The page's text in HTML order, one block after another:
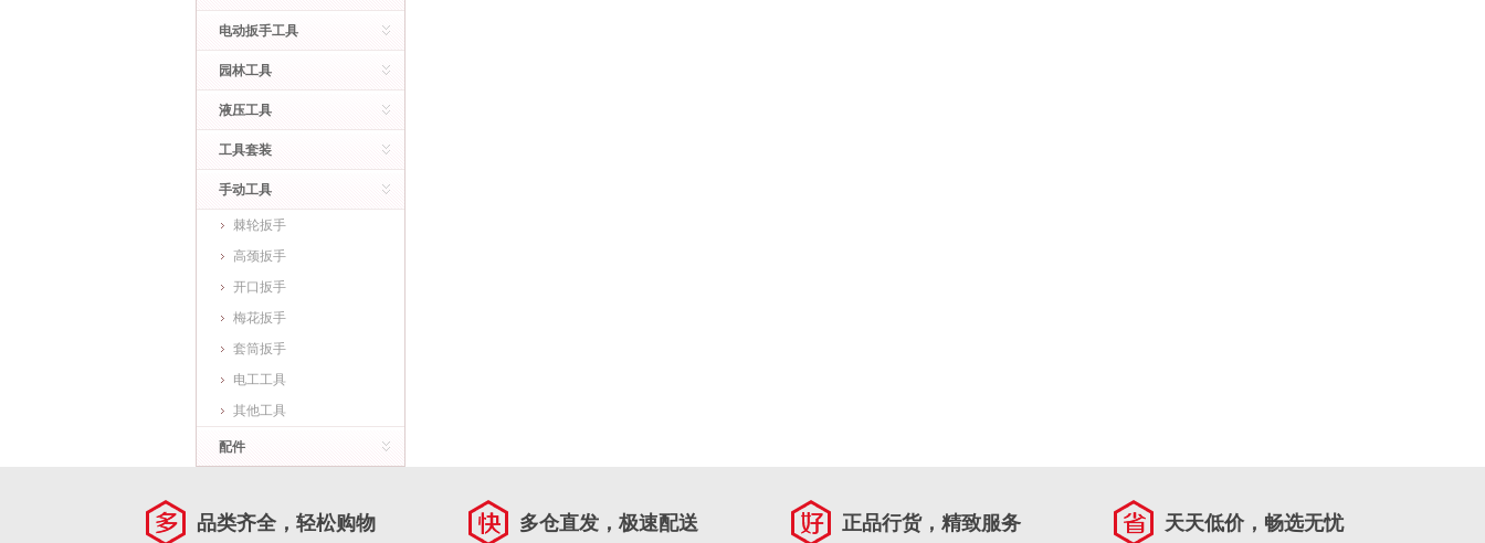
电动扳手工具
园林工具
液压工具
工具套装
手动工具
棘轮扳手
高颈扳手
开口扳手
梅花扳手
套筒扳手
电工工具
其他工具
配件
品类齐全，轻松购物 多仓直发，极速配送 正品行货，精致服务 天天低价，畅选无忧